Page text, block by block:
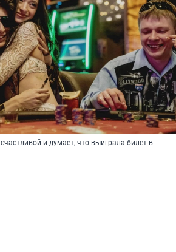
и думает, что выиграла билет в